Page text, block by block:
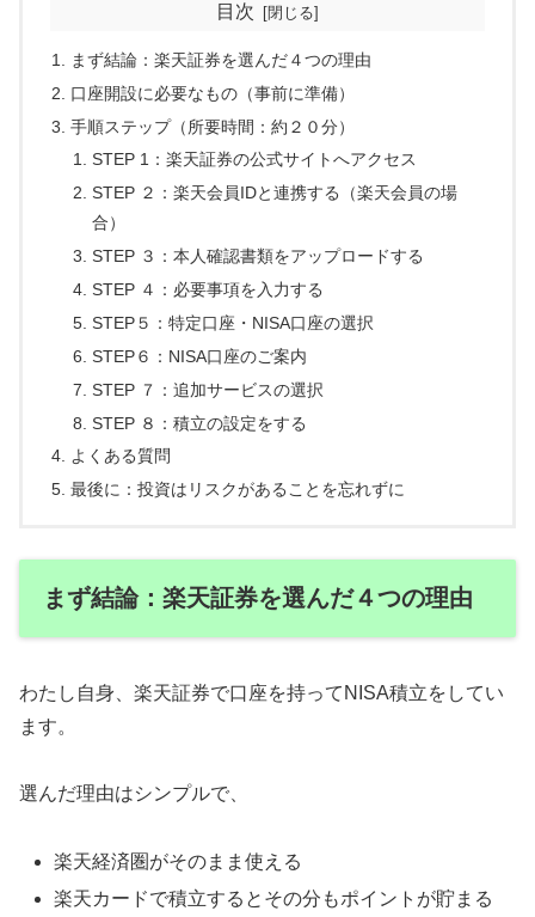
目次
まず結論：楽天証券を選んだ４つの理由
口座開設に必要なもの（事前に準備）
手順ステップ（所要時間：約２０分）
STEP 1：楽天証券の公式サイトへアクセス
STEP ２：楽天会員IDと連携する（楽天会員の場
合）
STEP ３：本人確認書類をアップロードする
STEP ４：必要事項を入力する
STEP５：特定口座・NISA口座の選択
STEP６：NISA口座のご案内
STEP ７：追加サービスの選択
STEP ８：積立の設定をする
よくある質問
最後に：投資はリスクがあることを忘れずに
まず結論：楽天証券を選んだ４つの理由
わたし自身、楽天証券で口座を持ってNISA積立をしてい
ます。
選んだ理由はシンプルで、
楽天経済圏がそのまま使える
楽天カードで積立するとその分もポイントが貯まる